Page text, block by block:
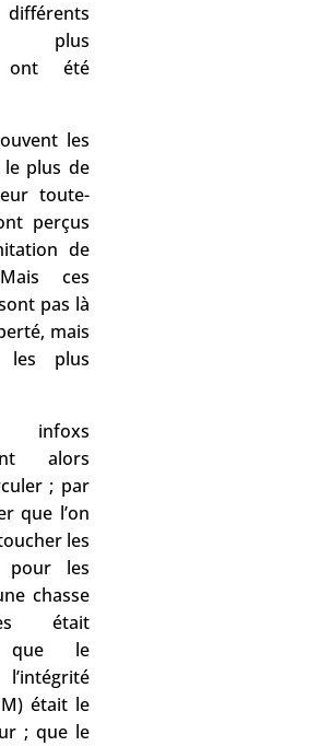
plus
ont été
les
plus de
toute-
perçus
de
Mais ces
pas là
mais
les plus
infoxs
alors
; par
que l’on
les
pour les
chasse
était
que le
était le
; que le